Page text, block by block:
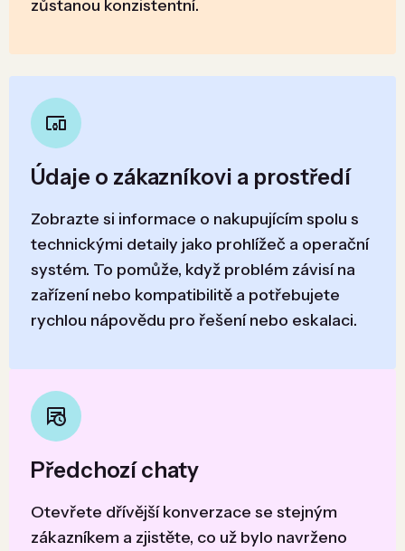
zůstanou konzistentní.
Údaje o zákazníkovi a prostředí
Zobrazte si informace o nakupujícím spolu s
technickými detaily jako prohlížeč a operační
systém. To pomůže, když problém závisí na
zařízení nebo kompatibilitě a potřebujete
rychlou nápovědu pro řešení nebo eskalaci.
Předchozí chaty
Otevřete dřívější konverzace se stejným
zákazníkem a zjistěte, co už bylo navrženo